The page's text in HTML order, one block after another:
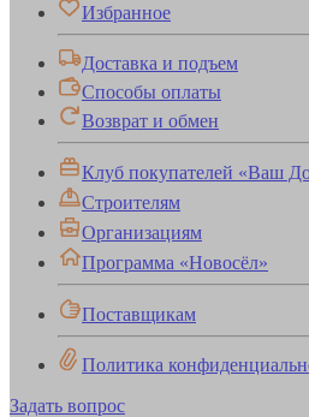
Избранное
Доставка и подъем
Способы оплаты
Возврат и обмен
Клуб покупателей «Ваш
Строителям
Организациям
Программа «Новосёл»
Поставщикам
Политика
Задать вопрос